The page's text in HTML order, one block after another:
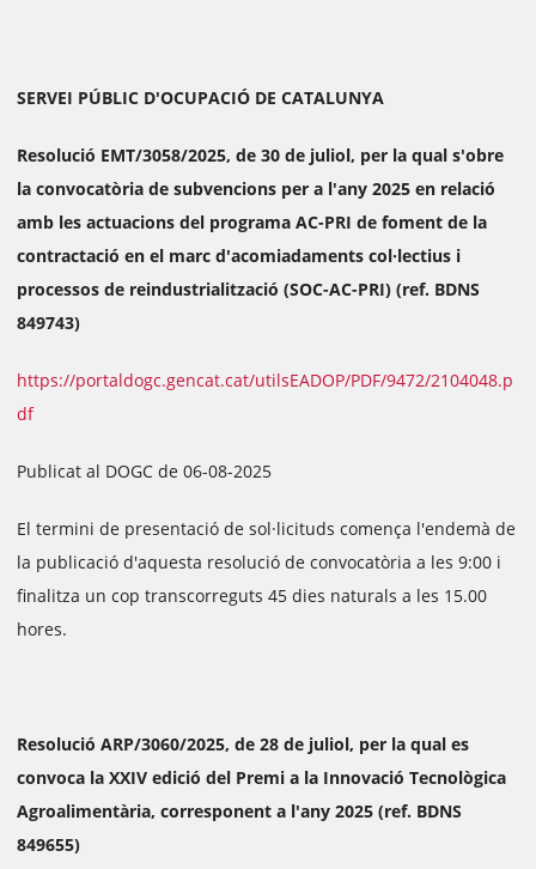
SERVEI PÚBLIC D'OCUPACIÓ DE CATALUNYA
Resolució EMT/3058/2025, de 30 de juliol, per la qual s'obre
la convocatòria de subvencions per a l'any 2025 en relació
amb les actuacions del programa AC-PRI de foment de la
contractació en el marc d'acomiadaments col·lectius i
processos de reindustrialització (SOC-AC-PRI) (ref. BDNS
849743)
https://portaldogc.gencat.cat/utilsEADOP/PDF/9472/2104048.p
df
Publicat al DOGC de 06-08-2025
El termini de presentació de sol·licituds comença l'endemà de
la publicació d'aquesta resolució de convocatòria a les 9:00 i
finalitza un cop transcorreguts 45 dies naturals a les 15.00
hores.
Resolució ARP/3060/2025, de 28 de juliol, per la qual es
convoca la XXIV edició del Premi a la Innovació Tecnològica
Agroalimentària, corresponent a l'any 2025 (ref. BDNS
849655)